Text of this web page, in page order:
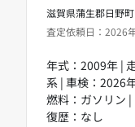
滋賀県蒲生郡日野町
査定依頼日：2026
年式：2009年 |
系 | 車検：2026
燃料：ガソリン
復歴：なし